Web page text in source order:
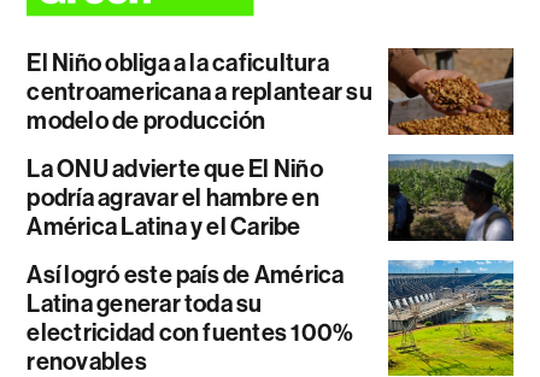
El Niño obliga a la caficultura
centroamericana a replantear su
modelo de producción
La ONU advierte que El Niño
podría agravar el hambre en
América Latina y el Caribe
Así logró este país de América
Latina generar toda su
electricidad con fuentes 100%
renovables